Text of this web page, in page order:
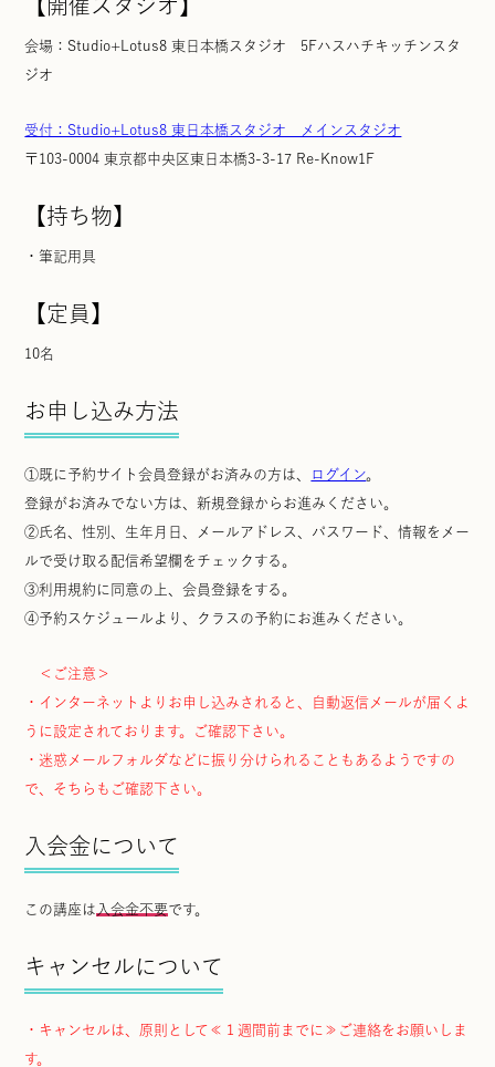
【開催スタジオ】
会場：Studio+Lotus8 東日本橋スタジオ 5Fハスハチキッチンスタ
ジオ
受付：Studio+Lotus8 東日本橋スタジオ メインスタジオ
〒103-0004 東京都中央区東日本橋3-3-17 Re-Know1F
【持ち物】
・筆記用具
【定員】
10名
お申し込み方法
①既に予約サイト会員登録がお済みの方は、 ログイン。
登録がお済みでない方は、新規登録からお進みください。
②氏名、性別、生年月日、メールアドレス、パスワード、情報をメー
ルで受け取る配信希望欄をチェックする。
③利用規約に同意の上、会員登録をする。
④予約スケジュールより、クラスの予約にお進みください。
＜ご注意＞
・インターネットよりお申し込みされると、自動返信メールが届くよ
うに設定されております。ご確認下さい。
・迷惑メールフォルダなどに振り分けられることもあるようですの
で、そちらもご確認下さい。
入会金について
この講座は 入会金不要です。
キャンセルについて
・キャンセルは、原則として≪１週間前までに≫ご連絡をお願いしま
す。